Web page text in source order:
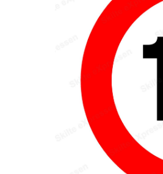
Hit enter to search or ESC